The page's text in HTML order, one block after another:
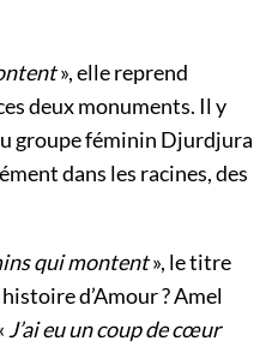
», elle reprend
deux monuments. Il y
groupe féminin Djurdjura
dans les racines, des
qui montent», le titre
d’Amour ? Amel
J’ai eu un coup de cœur